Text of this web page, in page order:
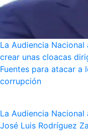
La Audiencia
crear unas cloacas
Fuentes para atacar a
corrupción
La Audiencia
José Luis Rodríguez